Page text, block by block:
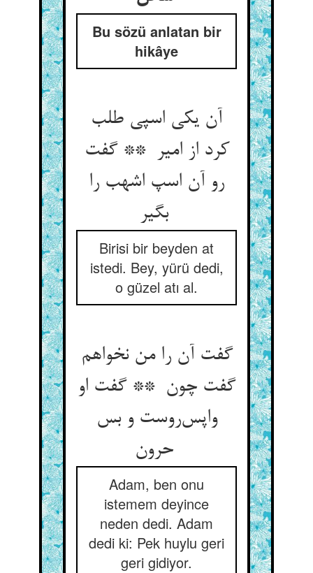
Bu sözü anlatan bir
hikâye
آن یکی اسپی طلب
کرد از امیر ** گفت
رو آن اسپ اشهب را
بگیر
Birisi bir beyden at
istedi. Bey, yürü dedi,
o güzel atı al.
گفت آن را من نخواهم
گفت چون ** گفت او
واپس‌روست و بس
حرون
Adam, ben onu
istemem deyince
neden dedi. Adam
dedi ki: Pek huylu geri
geri gidiyor.